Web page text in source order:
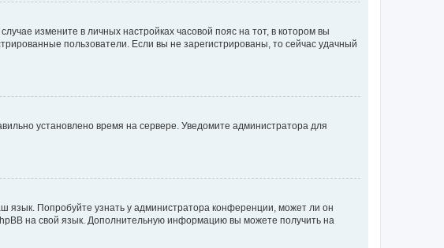
измените в личных настройках часовой пояс на тот, в котором вы
пользователи. Если вы не зарегистрированы, то сейчас удачный
установлено время на сервере. Уведомите администратора для
язык. Попробуйте узнать у администратора конференции, может ли он
на свой язык. Дополнительную информацию вы можете получить на